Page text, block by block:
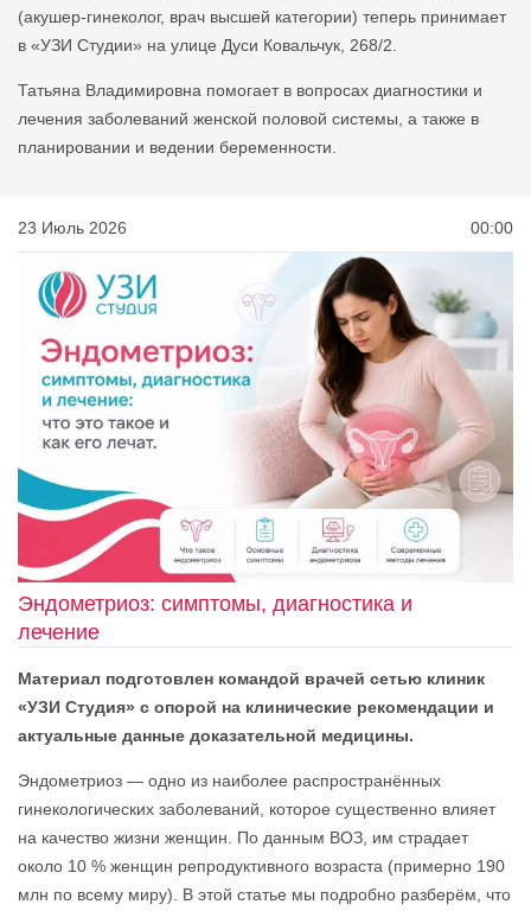
(акушер‑гинеколог, врач высшей категории) теперь принимает
в «УЗИ Студии» на улице Дуси Ковальчук, 268/2.
Татьяна Владимировна помогает в вопросах диагностики и
лечения заболеваний женской половой системы, а также в
планировании и ведении беременности.
23 Июль 2026 00:00
Эндометриоз: симптомы, диагностика и
лечение
Материал подготовлен командой врачей сетью клиник
«УЗИ Студия» с опорой на клинические рекомендации и
актуальные данные доказательной медицины.
Эндометриоз — одно из наиболее распространённых
гинекологических заболеваний, которое существенно влияет
на качество жизни женщин. По данным ВОЗ, им страдает
около 10 % женщин репродуктивного возраста (примерно 190
млн по всему миру). В этой статье мы подробно разберём, что